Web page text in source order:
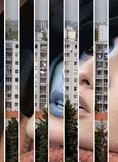
Pro děti
edu
Vše o ČT